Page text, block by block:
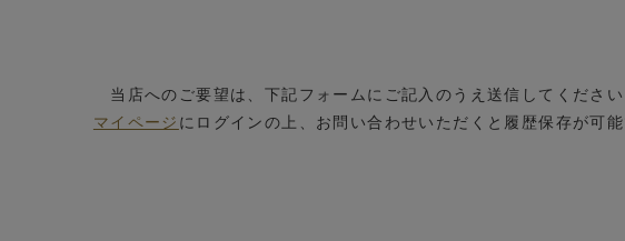
当店へのご要望は、下記フォームにご記入のうえ送信してくださ
マイページ にログインの上、お問い合わせいただくと履歴保存が可